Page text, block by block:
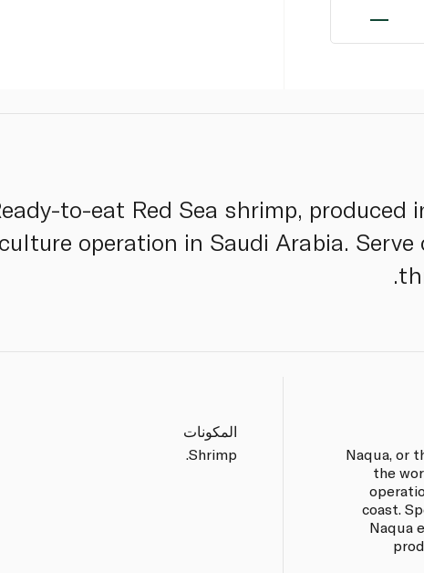
to-eat Red Sea shrimp,
operation in Saudi Arabia.
Naqua, or
the
coast.
Naqua
المكونات
Shrimp.